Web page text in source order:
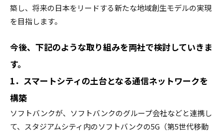
築し、将来の日本をリードする新たな地域創生モデルの実現
を目指します。
今後、下記のような取り組みを両社で検討していきま
す。
1．スマートシティの土台となる通信ネットワークを
構築
ソフトバンクが、ソフトバンクのグループ会社などと連携し
て、スタジアムシティ内のソフトバンクの5G（第5世代移動